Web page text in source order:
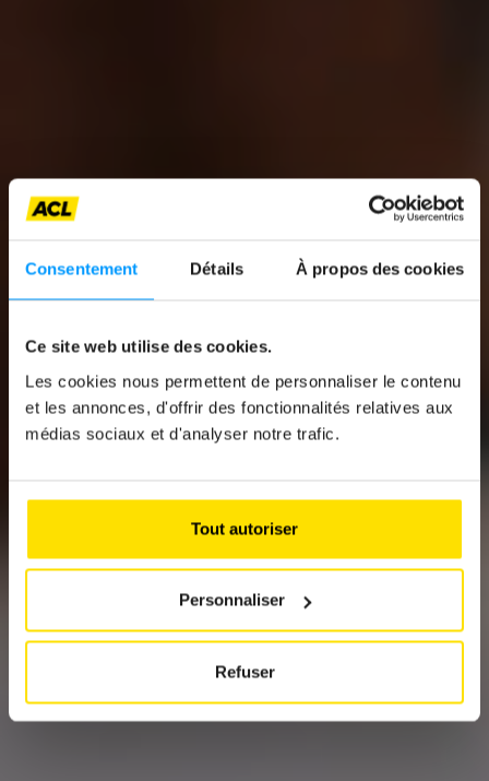
Consentement Détails À propos des cookies
Ce site web utilise des cookies.
Les cookies nous permettent de personnaliser le contenu
et les annonces, d'offrir des fonctionnalités relatives aux
médias sociaux et d'analyser notre trafic.
Tout autoriser
Personnaliser
Refuser
News
CYCLING IN
LUXEMBOURG:
ENTHUSIASM AND
FRUSTRATIONS